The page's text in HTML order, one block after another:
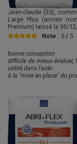
Jean-claude (33),
Large Plus (ancien
Premium) laissé le 30/
Note : 5 / 5
bonne conception
difficile de mieux
utilité dans l'aide
à la "mise en place" du